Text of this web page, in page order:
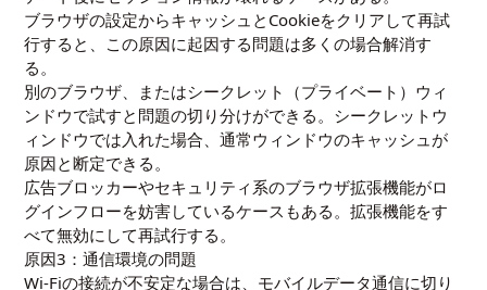
ブラウザの設定からキャッシュとCookieをクリアして再試
行すると、この原因に起因する問題は多くの場合解消す
る。
別のブラウザ、またはシークレット（プライベート）ウィ
ンドウで試すと問題の切り分けができる。シークレットウ
ィンドウでは入れた場合、通常ウィンドウのキャッシュが
原因と断定できる。
広告ブロッカーやセキュリティ系のブラウザ拡張機能がロ
グインフローを妨害しているケースもある。拡張機能をす
べて無効にして再試行する。
原因3：通信環境の問題
Wi-Fiの接続が不安定な場合は、モバイルデータ通信に切り